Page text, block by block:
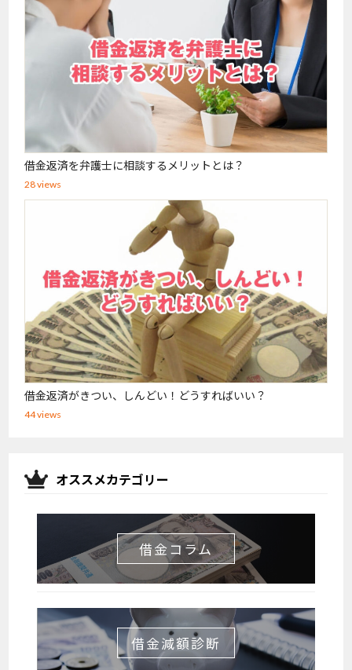
借金返済を弁護士に相談するメリットとは？
28 views
借金返済がきつい、しんどい！どうすればいい？
44 views
オススメカテゴリー
借金コラム
借金減額診断